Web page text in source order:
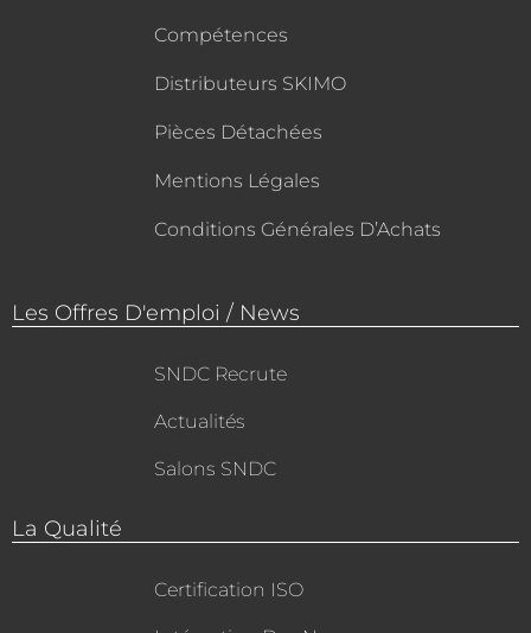
Compétences
Distributeurs SKIMO
Pièces Détachées
Mentions Légales
Conditions Générales D’Achats
Les Offres D'emploi / News
SNDC Recrute
Actualités
Salons SNDC
La Qualité
Certification ISO